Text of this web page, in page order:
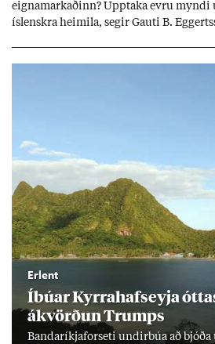
eigna­mark­að­inn? Upp­taka evru
ís­lenskra heim­ila, seg­ir Gauti B.
Erlent
Íbú­ar Kyrra­hafs­eyja
ákvörð­un Trumps
Banda­ríkja­for­seti und­ir­búa að